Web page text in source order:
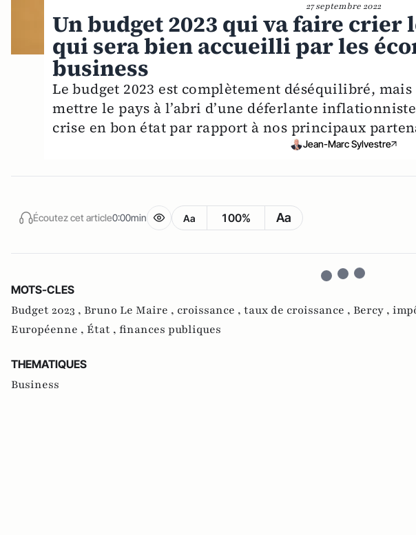
27 septembre 2022
Un budget 2023 qui va faire crier
qui sera bien accueilli par les
business
Le budget 2023 est complètement déséquilibré,
mettre le pays à l’abri d’une déferlante
crise en bon état par rapport à nos principaux
Jean-Marc Sylvestre
Écoutez cet article0:00min Aa 100% Aa
MOTS-CLES
Budget 2023 , Bruno Le Maire , croissance , taux de croissance , Bercy ,
Européenne , État , finances publiques
THEMATIQUES
Business